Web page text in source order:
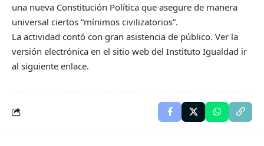
una nueva Constitución Política que asegure de manera
universal ciertos “mínimos civilizatorios”.
La actividad contó con gran asistencia de público. Ver la
versión electrónica en el sitio web del Instituto Igualdad ir
al siguiente enlace.